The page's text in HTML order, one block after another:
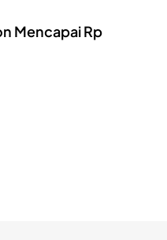
Mencapai Rp